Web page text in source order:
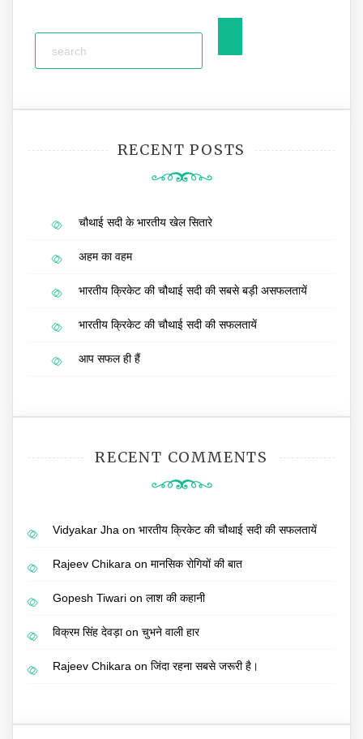
RECENT POSTS
चौथाई सदी के भारतीय खेल सितारे
अहम का वहम
भारतीय क्रिकेट की चौथाई सदी की सबसे बड़ी असफलतायें
भारतीय क्रिकेट की चौथाई सदी की सफलतायें
आप सफल ही हैं
RECENT COMMENTS
Vidyakar Jha on भारतीय क्रिकेट की चौथाई सदी की सफलतायें
Rajeev Chikara on मानसिक रोगियों की बात
Gopesh Tiwari on लाश की कहानी
विक्रम सिंह देवड़ाon चुभने वाली हार
Rajeev Chikara on जिंदा रहना सबसे जरूरी है।